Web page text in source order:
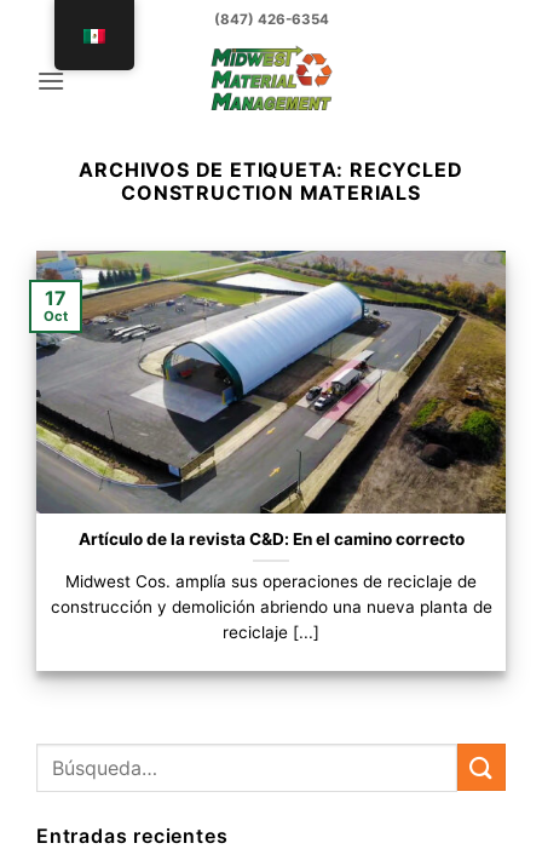
contenido
(847) 426-6354
ARCHIVOS DE ETIQUETA: RECYCLED
CONSTRUCTION MATERIALS
Artículo de la revista C&D: En el camino correcto
Midwest Cos. amplía sus operaciones de reciclaje de
construcción y demolición abriendo una nueva planta de
reciclaje [...]
17
Oct
Entradas recientes